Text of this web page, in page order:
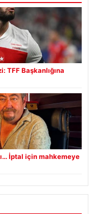
TFF Başkanlığına
İptal için mahkemeye